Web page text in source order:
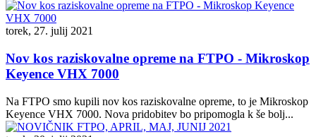
torek, 27. julij 2021
Nov kos raziskovalne opreme na FTPO - Mikroskop
Keyence VHX 7000
Na FTPO smo kupili nov kos raziskovalne opreme, to je Mikroskop
Keyence VHX 7000. Nova pridobitev bo pripomogla k še bolj...